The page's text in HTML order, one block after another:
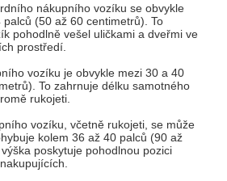
nákupního vozíku se obvykle
(50 až 60 centimetrů). To
pohodlně vešel uličkami a dveřmi ve
prostředí.
vozíku je obvykle mezi 30 a 40
To zahrnuje délku samotného
rukojeti.
vozíku, včetně rukojeti, se může
kolem 36 až 40 palců (90 až
poskytuje pohodlnou pozici